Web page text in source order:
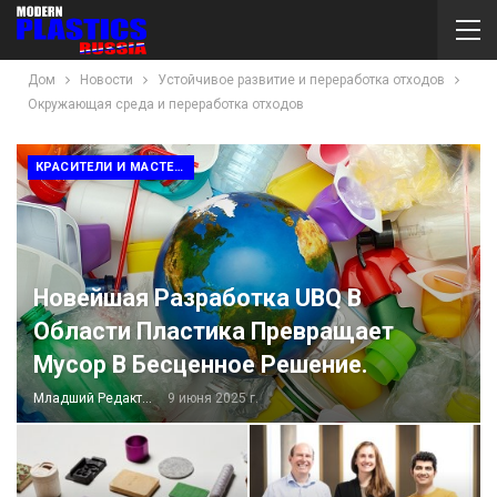
Дом Новости
Устойчивое развитие и переработка отходов
Окружающая среда и переработка отходов
КРАСИТЕЛИ И МАСТЕРБАТЧИ
Новейшая Разработка UBQ В
Области Пластика Превращает
Мусор В Бесценное Решение.
Младший Редактор 9 июня 2025 г.